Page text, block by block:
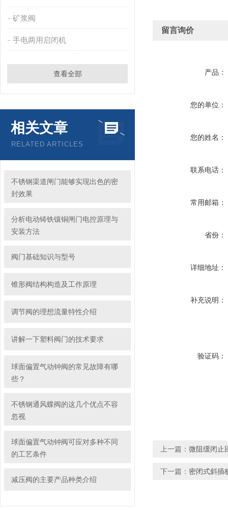
矿浆阀
手电两用启闭机
查看全部
相关文章
RELATED ARTICLES
不锈钢渠道闸门能够实现出色的密
封效果
分析电动铸铁镶铜闸门电控原理与
安装方法
阀门基础知识与型号
锥形阀结构构造及工作原理
调节阀的理想流量特性介绍
讲解一下塑料阀门的技术要求
球面偏置气动钟阀的常见故障有哪
些？
不锈钢通风蝶阀的这几个优点不容
忽视
球面偏置气动钟阀可应对多种不同
的工艺条件
减压阀的主要产品种类介绍
留言询价
产品：
您的单位：
您的姓名：
联系电话：
常用邮箱：
省份：
详细地址：
补充说明：
验证码：
上一篇： 微阻缓闭止
下一篇： 密闭式斜插